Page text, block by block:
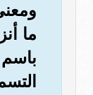
ما